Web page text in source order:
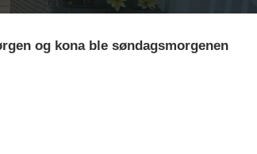
og kona ble søndagsmorgenen